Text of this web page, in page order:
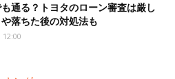
通る？トヨタのローン審査は厳し
落ちた後の対処法も
12:00